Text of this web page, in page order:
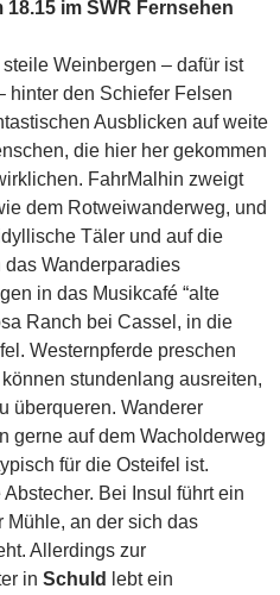
im SWR Fernsehen
Weinbergen – dafür ist
hinter den Schiefer Felsen
Ausblicken auf weite
die hier her gekommen
FahrMalhin zweigt
dem Rotweiwanderweg, und
Täler und auf die
das Wanderparadies
in das Musikcafé “alte
Ranch bei Cassel, in die
Westernpferde preschen
stundenlang ausreiten,
überqueren. Wanderer
gerne auf dem Wacholderweg
für die Osteifel ist.
Bei Insul führt ein
Mühle, an der sich das
Allerdings zur
in Schuld
lebt ein